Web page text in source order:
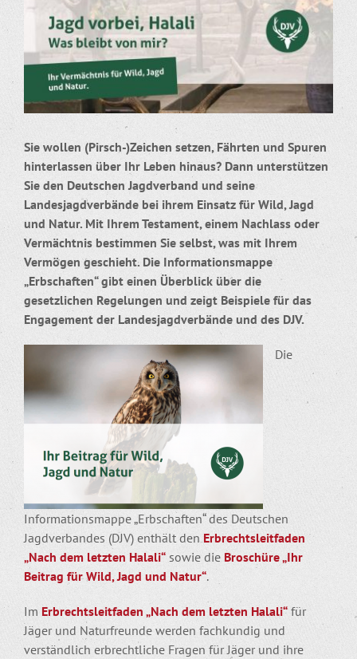
Sie wollen (Pirsch-)Zeichen setzen, Fährten und Spuren
hinterlassen über Ihr Leben hinaus? Dann unterstützen
Sie den Deutschen Jagdverband und seine
Landesjagdverbände bei ihrem Einsatz für Wild, Jagd
und Natur. Mit Ihrem Testament, einem Nachlass oder
Vermächtnis bestimmen Sie selbst, was mit Ihrem
Vermögen geschieht. Die Informationsmappe
„Erbschaften“ gibt einen Überblick über die
gesetzlichen Regelungen und zeigt Beispiele für das
Engagement der Landesjagdverbände und des DJV.
Die
Informationsmappe „Erbschaften“ des Deutschen
Jagdverbandes (DJV) enthält den Erbrechtsleitfaden
„Nach dem letzten Halali“ sowie die Broschüre „Ihr
Beitrag für Wild, Jagd und Natur“.
Im Erbrechtsleitfaden „Nach dem letzten Halali“ für
Jäger und Naturfreunde werden fachkundig und
verständlich erbrechtliche Fragen für Jäger und ihre